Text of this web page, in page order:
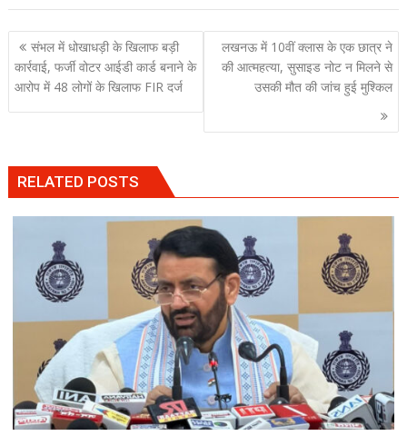
Post
navigation
संभल में धोखाधड़ी के खिलाफ बड़ी
कार्रवाई, फर्जी वोटर आईडी कार्ड बनाने के
आरोप में 48 लोगों के खिलाफ FIR दर्ज
लखनऊ में 10वीं क्लास के एक छात्र ने
की आत्महत्या, सुसाइड नोट न मिलने से
उसकी मौत की जांच हुई मुश्किल
RELATED POSTS